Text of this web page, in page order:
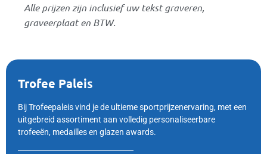
Alle prijzen zijn inclusief uw tekst graveren,
graveerplaat en BTW.
Trofee Paleis
Bij Trofeepaleis vind je de ultieme sportprijzenervaring, met een
uitgebreid assortiment aan volledig personaliseerbare
trofeeën, medailles en glazen awards.